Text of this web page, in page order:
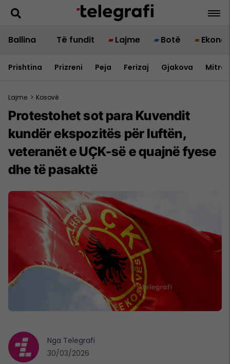
Ballina Të fundit Lajme Botë
Prishtina Prizreni Peja Ferizaj Gjakova
Lajme > Kosovë
Protestohet sot para Kuvendit
kundër ekspozitës për luftën,
veteranët e UÇK-së e quajnë fyese
dhe të pasaktë
Nga Telegrafi
30/03/2026